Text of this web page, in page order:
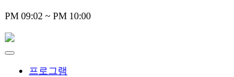
PM 09:02 ~ PM 10:00
프로그램